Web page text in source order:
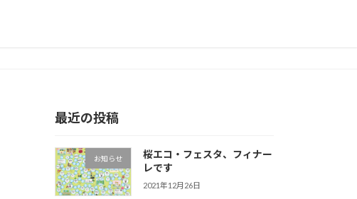
最近の投稿
お知らせ
桜エコ・フェスタ、フィナー
レです
2021年12月26日